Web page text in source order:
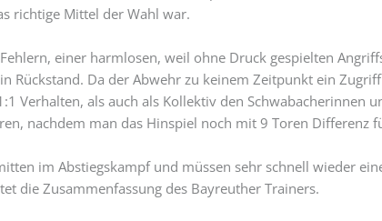
richtige Mittel der Wahl war.
einer harmlosen, weil ohne Druck gespielten
Rückstand. Da der Abwehr zu keinem Zeitpunkt ein
Verhalten, als auch als Kollektiv den Schwabacherinnen
nachdem man das Hinspiel noch mit 9 Toren Differenz
im Abstiegskampf und müssen sehr schnell wieder
die Zusammenfassung des Bayreuther Trainers.